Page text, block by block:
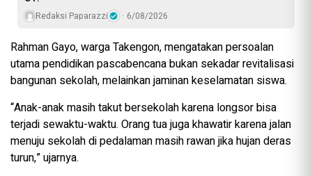
Redaksi Paparazzi 6/08/2026
Rahman Gayo, warga Takengon, mengatakan persoalan
utama pendidikan pascabencana bukan sekadar revitalisasi
bangunan sekolah, melainkan jaminan keselamatan siswa.
“Anak-anak masih takut bersekolah karena longsor bisa
terjadi sewaktu-waktu. Orang tua juga khawatir karena jalan
menuju sekolah di pedalaman masih rawan jika hujan deras
turun,” ujarnya.